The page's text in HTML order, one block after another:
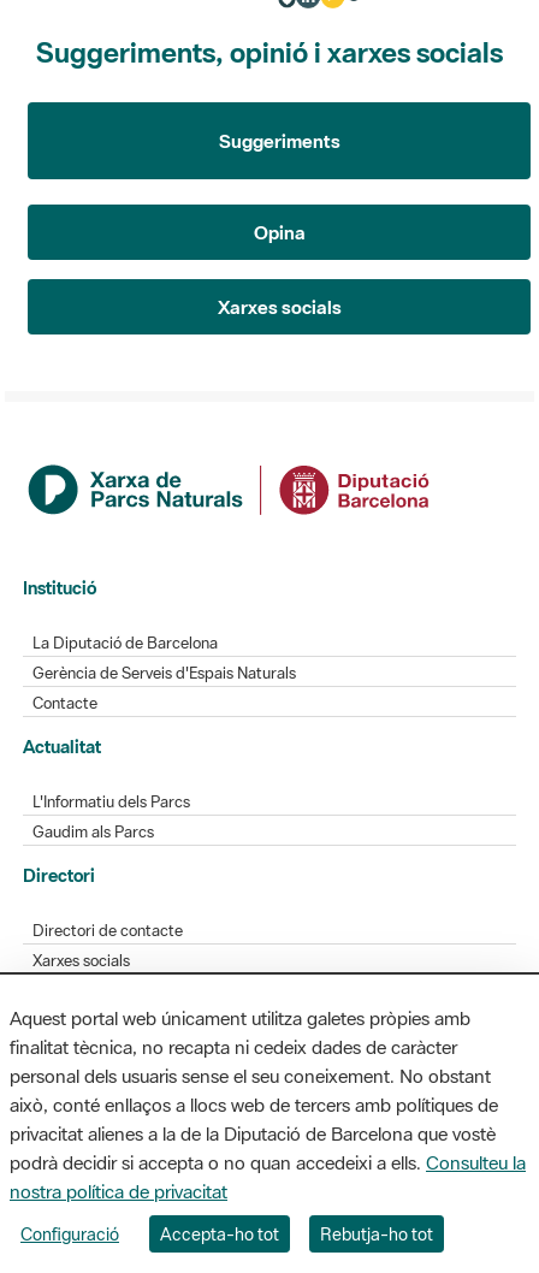
Suggeriments, opinió i xarxes socials
Suggeriments
Opina
Xarxes socials
Institució
La Diputació de Barcelona
Gerència de Serveis d'Espais Naturals
Contacte
Actualitat
L'Informatiu dels Parcs
Gaudim als Parcs
Directori
Directori de contacte
Xarxes socials
Bústia de suggeriments
Opineu sobre els parcs
MAPA WEB AVÍS LEGAL ACCESSIBILITAT
Diputació de Barcelona. Edifici Llacuna, 1a planta. Badajoz, 49. 08005
Barcelona. Tel. 934 022 428 / xarxaparcs@diba.cat
Aquest portal web únicament utilitza galetes pròpies amb
finalitat tècnica, no recapta ni cedeix dades de caràcter
personal dels usuaris sense el seu coneixement. No obstant
això, conté enllaços a llocs web de tercers amb polítiques de
privacitat alienes a la de la Diputació de Barcelona que vostè
podrà decidir si accepta o no quan accedeixi a ells. Consulteu la
nostra política de privacitat
Configuració Accepta-ho tot Rebutja-ho tot